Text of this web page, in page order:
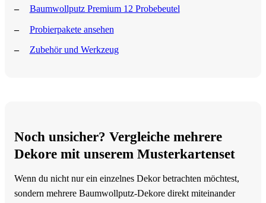
Baumwollputz Premium 12 Probebeutel
Probierpakete ansehen
Zubehör und Werkzeug
Noch unsicher? Vergleiche mehrere
Dekore mit unserem Musterkartenset
Wenn du nicht nur ein einzelnes Dekor betrachten möchtest,
sondern mehrere Baumwollputz-Dekore direkt miteinander